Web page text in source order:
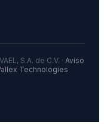
S.A. de C.V. · Aviso
Technologies